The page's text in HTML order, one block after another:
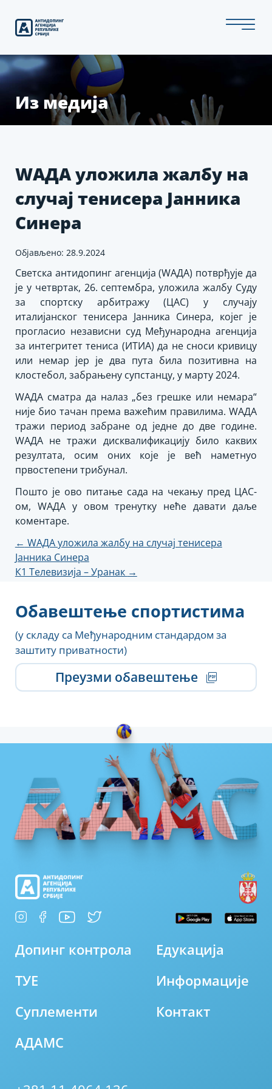
Из медија
WАДА уложила жалбу на
случај тенисера Јанника
Синера
Објављено: 28.9.2024
Светска антидопинг агенција (WАДА) потврђује да
је у четвртак, 26. септембра, уложила жалбу Суду
за спортску арбитражу (ЦАС) у случају
италијанског тенисера Јанника Синера, којег је
прогласио независни суд Међународна агенција
за интегритет тениса (ИТИА) да не сноси кривицу
или немар јер је два пута била позитивна на
клостебол, забрањену супстанцу, у марту 2024.
WАДА сматра да налаз „без грешке или немара“
није био тачан према важећим правилима. WАДА
тражи период забране од једне до две године.
WАДА не тражи дисквалификацију било каквих
резултата, осим оних које је већ наметнуо
првостепени трибунал.
Пошто је ово питање сада на чекању пред ЦАС-
ом, WАДА у овом тренутку неће давати даље
коментаре.
Кретање
чланка
← WАДА уложила жалбу на случај тенисера
Јанника Синера
К1 Телевизија – Уранак →
Обавештење спортистима
(у складу са Међународним стандардом за
заштиту приватности)
Преузми обавештење
Допинг контрола
ТУЕ
Суплементи
АДАМС
Едукација
Информације
Контакт